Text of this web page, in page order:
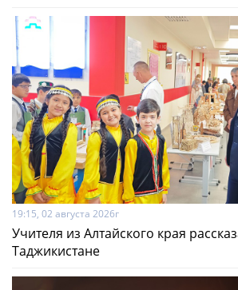
19:15, 02 августа 2026г
Учителя из Алтайского края
Таджикистане